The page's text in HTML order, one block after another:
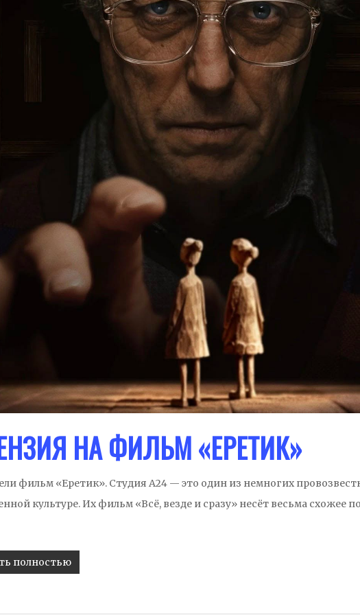
НА ФИЛЬМ «ЕРЕТИК»
фильм «Еретик». Студия А24 — это один из немногих
культуре. Их фильм «Всё, везде и сразу» несёт весьма схожее
полностью